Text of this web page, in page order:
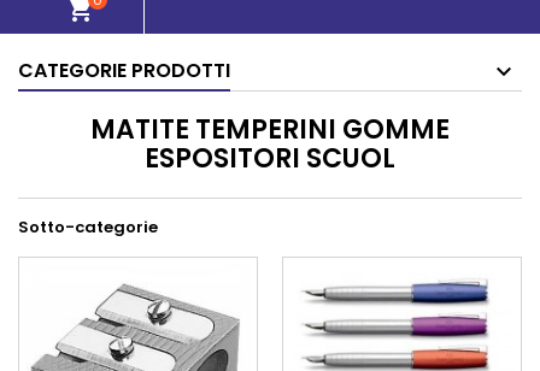
shopping_cart
CATEGORIE PRODOTTI
MATITE TEMPERINI GOMME
ESPOSITORI SCUOL
Sotto-categorie